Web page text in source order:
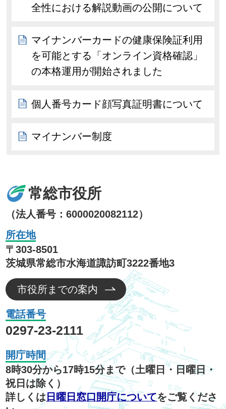
全性における解説動画の公開について
マイナンバーカードの健康保険証利用
を可能とする「オンライン資格確認」
の本格運用が開始されました
個人番号カード顔写真証明書について
マイナンバー制度
常総市役所
（法人番号：6000020082112）
所在地
〒303-8501
茨城県常総市水海道諏訪町3222番地3
市役所までの案内
電話番号
0297-23-2111
開庁時間
8時30分から17時15分まで（土曜日・日曜日・
祝日は除く）
詳しくは 日曜日窓口開庁についてをご覧くださ